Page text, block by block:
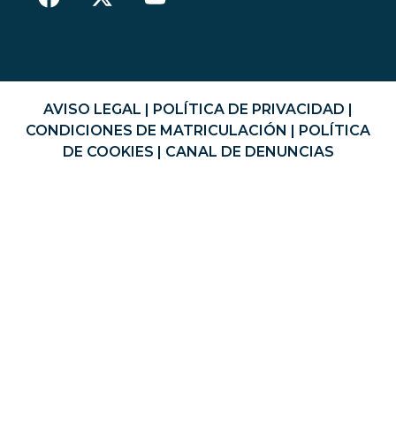
AVISO LEGAL | POLÍTICA DE PRIVACIDAD |
CONDICIONES DE MATRICULACIÓN | POLÍTICA
DE COOKIES | CANAL DE DENUNCIAS